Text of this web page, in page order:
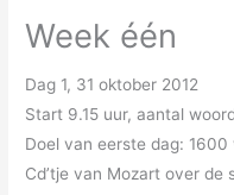
Week één
Dag 1, 31 oktober 2012
Start 9.15 uur, aantal
Doel van eerste dag: 1600
Cd’tje van Mozart over de